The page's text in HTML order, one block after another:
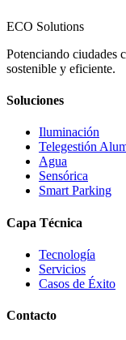
ECO Solutions
Potenciando ciudades
sostenible y eficiente.
Soluciones
Iluminación
Telegestión
Agua
Sensórica
Smart Parking
Capa Técnica
Tecnología
Servicios
Casos de Éxito
Contacto